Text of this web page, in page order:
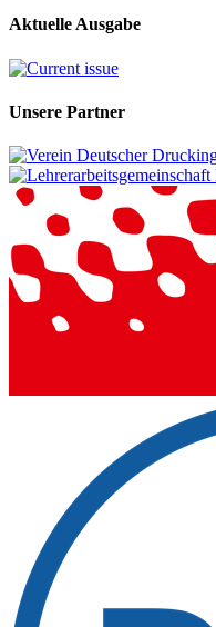
Aktuelle Ausgabe
Unsere Partner